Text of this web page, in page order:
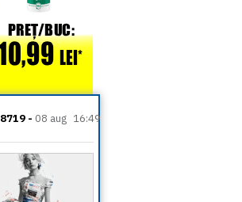
8719 - 08 aug 16:49